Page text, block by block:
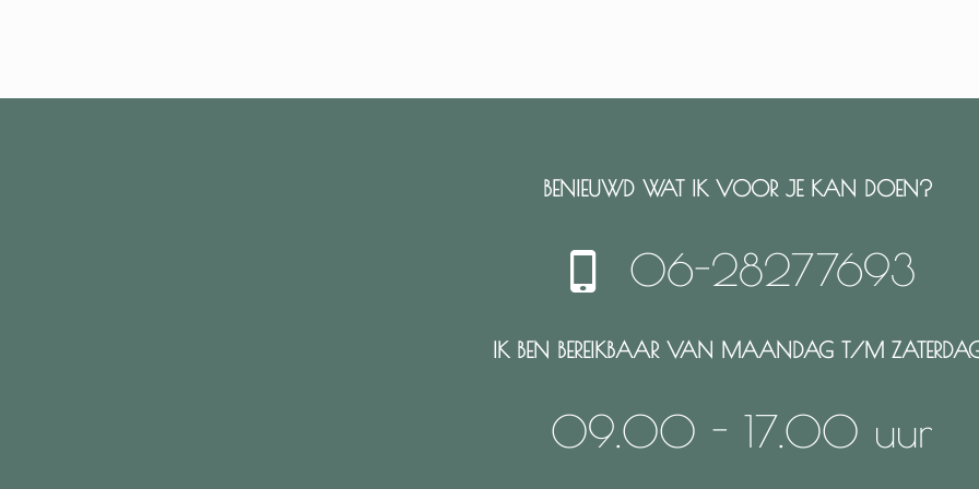
BENIEUWD WAT IK VOOR JE KAN DOEN?
06-28277693
IK BEN BEREIKBAAR VAN MAANDAG T/M
09.00 - 17.00 uur